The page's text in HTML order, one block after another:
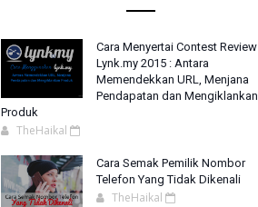
Cara Menyertai Contest Review
Lynk.my 2015 : Antara
Memendekkan URL, Menjana
Pendapatan dan Mengiklankan
Produk
TheHaikal
Cara Semak Pemilik Nombor
Telefon Yang Tidak Dikenali
TheHaikal